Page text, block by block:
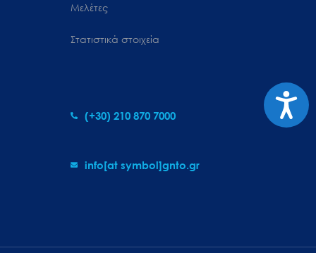
Μελέτες
Στατιστικά στοιχεία
(+30) 210 870 7000
info[at symbol]gnto.gr